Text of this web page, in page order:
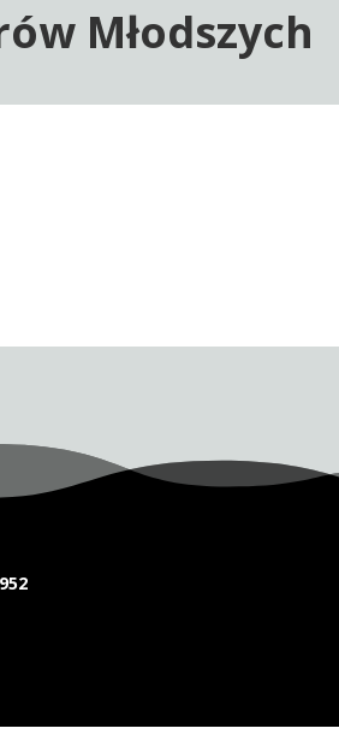
Młodszych